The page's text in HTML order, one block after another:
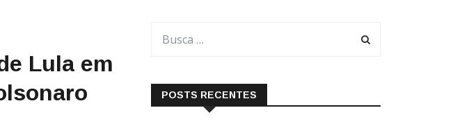
Lula em
POSTS RECENTES